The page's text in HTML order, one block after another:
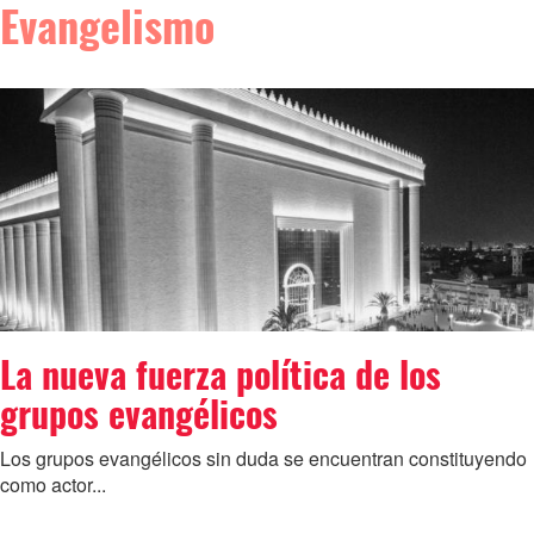
Evangelismo
La nueva fuerza política de los
grupos evangélicos
Los grupos evangélicos sin duda se encuentran constituyendo
como actor...